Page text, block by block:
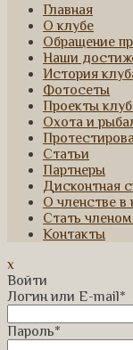
Главная
О клубе
Обращение
Наши
История
Фотосеты
Проекты
Охота и
Статьи
Партнеры
Дисконтная
О членстве в
Стать членом
Контакты
x
Войти
Логин или E-mail*
Пароль*